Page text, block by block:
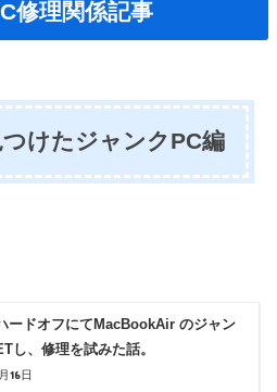
修理関係記事
けたジャンクPC編
ードオフにてMacBookAir のジャン
し、修理を試みた話。
16日